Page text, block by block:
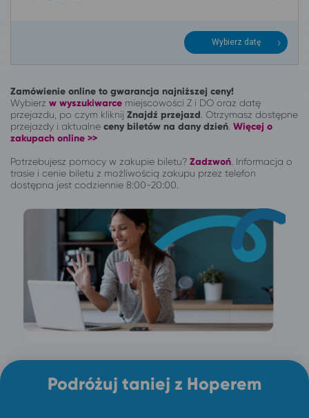
Wybierz datę
Zamówienie online to gwarancja najniższej ceny!
Wybierz w wyszukiwarce miejscowości Z i DO oraz datę
przejazdu, po czym kliknij Znajdź przejazd . Otrzymasz dostępne
przejazdy i aktualne ceny biletów na dany dzień Więcej o
zakupach online >>
Potrzebujesz pomocy w zakupie biletu? Zadzwoń Informacja o
trasie i cenie biletu z możliwością zakupu przez telefon
dostępna jest codziennie 8:00-20:00.
Podróżuj taniej z Hoperem